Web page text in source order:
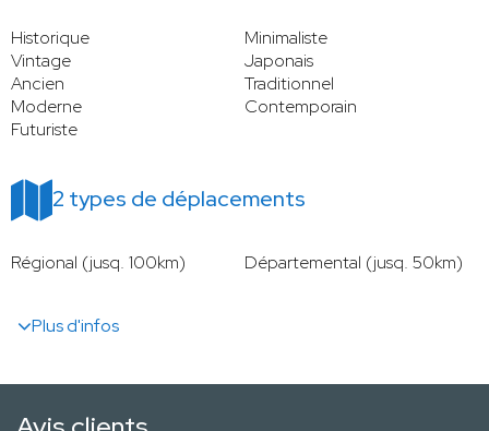
Historique
Minimaliste
Vintage
Japonais
Ancien
Traditionnel
Moderne
Contemporain
Futuriste
2 types de déplacements
Régional (jusq. 100km) Départemental (jusq. 50km)
Plus d'infos